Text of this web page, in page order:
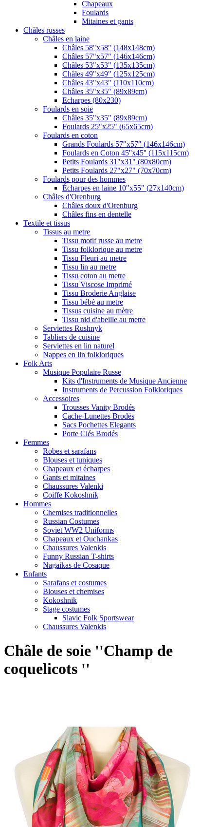
Chapeaux
Foulards
Mitaines et gants
Châles russes
Châles en laine
Châles 58"x58" (148x148cm)
Châles 57"x57" (146x146cm)
Châles 53"x53" (135x135cm)
Châles 49"x49" (125x125cm)
Châles 43"x43" (110x110cm)
Châles 35"x35" (89x89cm)
Echarpes (80х230)
Foulards en soie
Châles 35"x35" (89x89cm)
Foulards 25"x25" (65x65cm)
Foulards en coton
Grands Foulards 57"x57" (146x146cm)
Foulards en Coton 45''x45'' (115x115cm)
Petits Foulards 31"x31" (80x80cm)
Petits Foulards 27"x27" (70x70cm)
Foulards pour des hommes
Écharpes en laine 10"x55" (27x140cm)
Châles d'Orenburg
Châles doux d'Orenburg
Châles fins en dentelle
Textile et tissus
Tissus au metre
Tissu motif russe au metre
Tissu folklorique au metre
Tissu Fleuri au metre
Tissu lin au metre
Tissu coton au metre
Tissu Viscose Imprimé
Tissu Broderie Anglaise
Tissu bébé au metre
Tissus cuisine au mètre
Tissu nid d'abeille au metre
Serviettes Rushnyk
Tabliers de cuisine
Serviettes en lin naturel
Nappes en lin folkloriques
Folk Arts
Musique Populaire Russe
Kits d'Instruments de Musique Ancienne
Instruments de Percussion Folkloriques
Accessoires
Trousses Vanity Brodés
Cache-Lunettes Brodés
Sacs Pochettes Elegants
Porte Clés Brodés
Femmes
Robes et sarafans
Blouses et tuniques
Chapeaux et écharpes
Gants et mitaines
Chaussures Valenki
Coiffe Kokoshnik
Hommes
Chemises traditionnelles
Russian Costumes
Soviet WW2 Uniforms
Chapeaux et Ouchankas
Chaussures Valenkis
Funny Russian T-shirts
Nagaikas de Cosaque
Enfants
Sarafans et costumes
Blouses et chemises
Kokoshnik
Stage costumes
Slavic Folk Sportswear
Chaussures Valenkis
Châle de soie ''Champ de
coquelicots ''